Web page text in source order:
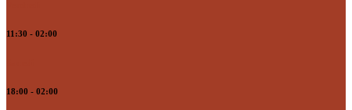
11:30 - 02:00
18:00 - 02:00